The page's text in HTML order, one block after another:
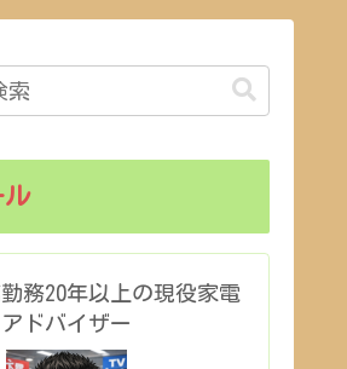
ル
務20年以上の現役家電
アドバイザー